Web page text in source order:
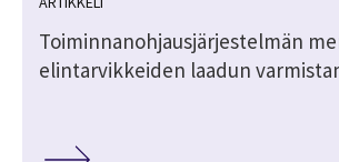
Toiminnanohjausjärjestelmän
elintarvikkeiden laadun